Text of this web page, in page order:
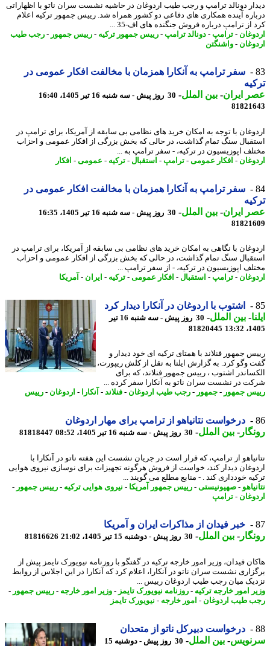
دونالد ترامپ و رجب طیب اردوغان در حاشیه نشست سران ناتو با اظهاراتی
آینده همکاری های دفاعی دو کشور همراه شد. رییس جمهور ترکیه اعلام
از ترامپ درباره فروش جنگنده های اف-35 ...
-ترامپ -دونالد ترامپ -رییس جمهور ترکیه-رییس جمهور-رجب طیب
-واشنگتن
سفر ترامپ به آنکارا همزمان با مخالفت افکار عمومی در
ایران- بین الملل-30 روز پیش - سه شنبه 16 تیر 1405، 16:40
با توجه به امکان خرید های نظامی بی سابقه از آمریکا، برای ترامپ در
سنگ تمام گذاشت، در حالی که بخش بزرگی از افکار عمومی و احزاب
اپوزیسیون در ترکیه، - سفر ترامپ به ...
-افکار عمومی-ترامپ -استقبال-ترکیه-عمومی-افکار
سفر ترامپ به آنکارا همزمان با مخالفت افکار عمومی در
ایران- بین الملل-30 روز پیش - سه شنبه 16 تیر 1405، 16:35
با نگاهی به امکان خرید های نظامی بی سابقه از آمریکا، برای ترامپ در
سنگ تمام گذاشت، در حالی که بخش بزرگی از افکار عمومی و احزاب
اپوزیسیون در ترکیه، - از سفر ترامپ ...
-ترامپ -استقبال-افکار عمومی-ترکیه-ایران - آمریکا
اشتوب با اردوغان در آنکارا دیدار کرد
-بین الملل-
30 روز پیش - سه شنبه 16 تیر
81820445
جمهور فنلاند با همتای ترکیه ای خود دیدار و
وگو کرد. به گزارش ایلنا به نقل از کلش ریپورت،
اشتوب ، رییس جمهور فنلاند، که برای
در نشست سران ناتو به آنکارا سفر کرده ...
جمهور-جمهور-رجب طیب اردوغان-فنلاند-آنکارا -اردوغان-رییس
درخواست نتانیاهو از ترامپ برای مهار اردوغان
-بین الملل-30 روز پیش - سه شنبه 16 تیر 1405، 08:52 81818447
از ترامپ، که قرار است در جریان نشست این هفته ناتو در آنکارا با
دیدار کند، خواست از فروش هرگونه تجهیزات برای نوسازی نیروی هوایی
خودداری کند . - منابع مطلع می گویند ...
-صهیونیستی-رییس جمهور آمریکا- نیروی هوایی ترکیه-رییس جمهور-
-ترامپ
خبر فیدان از مذاکرات ایران و آمریکا
-بین الملل-30 روز پیش - دوشنبه 15 تیر 1405، 21:02 81816626
فیدان، وزیر امور خارجه ترکیه در گفتگو با روزنامه نیویورک تایمز پیش از
نشست سران ناتو در آنکارا، اعلام کرد که آنکارا در این اجلاس از روابط
میان رجب طیب اردوغان رییس ...
امور خارجه ترکیه-روزنامه نیویورک تایمز-وزیر امور خارجه-رییس جمهور-
طیب اردوغان-امور خارجه-نیویورک تایمز
درخواست دبیرکل ناتو از متحدان
-بین الملل-
30 روز پیش - دوشنبه 15